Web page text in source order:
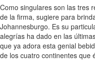
Como singulares son las tres
de la firma, sugiere para
Johannesburgo. Es su
alegrías ha dado en las
que ya adora esta genial
de los cuatro continentes que